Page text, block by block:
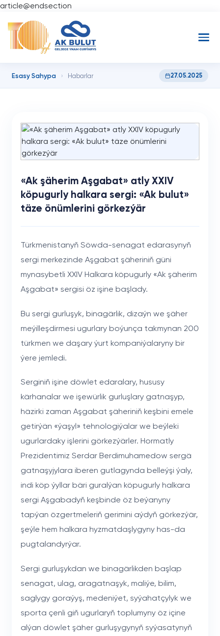
article@endsection
Esasy Sahypa › Habarlar 27.05.2025
«Ak şäherim Aşgabat» atly XXIV
köpugurly halkara sergi: «Ak bulut»
täze önümlerini görkezýär
Türkmenistanyň Söwda-senagat edarasynyň
sergi merkezinde Aşgabat şäheriniň güni
mynasybetli XXIV Halkara köpugurly «Ak şäherim
Aşgabat» sergisi öz işine başlady.
Bu sergi gurluşyk, binagärlik, dizaýn we şäher
meýilleşdirmesi ugurlary boýunça takmynan 200
türkmen we daşary ýurt kompaniýalaryny bir
ýere jemledi.
Serginiň işine döwlet edaralary, hususy
kärhanalar we işewürlik gurluşlary gatnaşyp,
häzirki zaman Aşgabat şäheriniň keşbini emele
getirýän «ýaşyl» tehnologiýalar we beýleki
ugurlardaky işlerini görkezýärler. Hormatly
Prezidentimiz Serdar Berdimuhamedow sergä
gatnaşyjylara iberen gutlagynda belleýşi ýaly,
indi köp ýyllar bäri guralýan köpugurly halkara
sergi Aşgabadyň keşbinde öz beýanyny
tapýan özgertmeleriň gerimini aýdyň görkezýär,
şeýle hem halkara hyzmatdaşlygyny has-da
pugtalandyrýar.
Sergi gurluşykdan we binagärlikden başlap
senagat, ulag, aragatnaşyk, maliýe, bilim,
saglygy goraýyş, medeniýet, syýahatçylyk we
sporta çenli giň ugurlaryň toplumyny öz içine
alýan döwlet şäher gurluşygynyň syýasatynyň